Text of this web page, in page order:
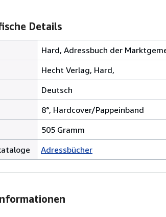
Details
Hard, Adressbuch der
Hecht Verlag, Hard,
Deutsch
8°, Hardcover/Pappeinband
505 Gramm
Adressbücher